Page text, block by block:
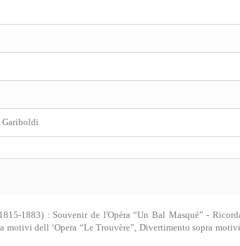
Gariboldi
1883) : Souvenir de l'Opéra “Un Bal Masqué” -
dell ‘Opera “Le Trouvère”, Divertimento sopra